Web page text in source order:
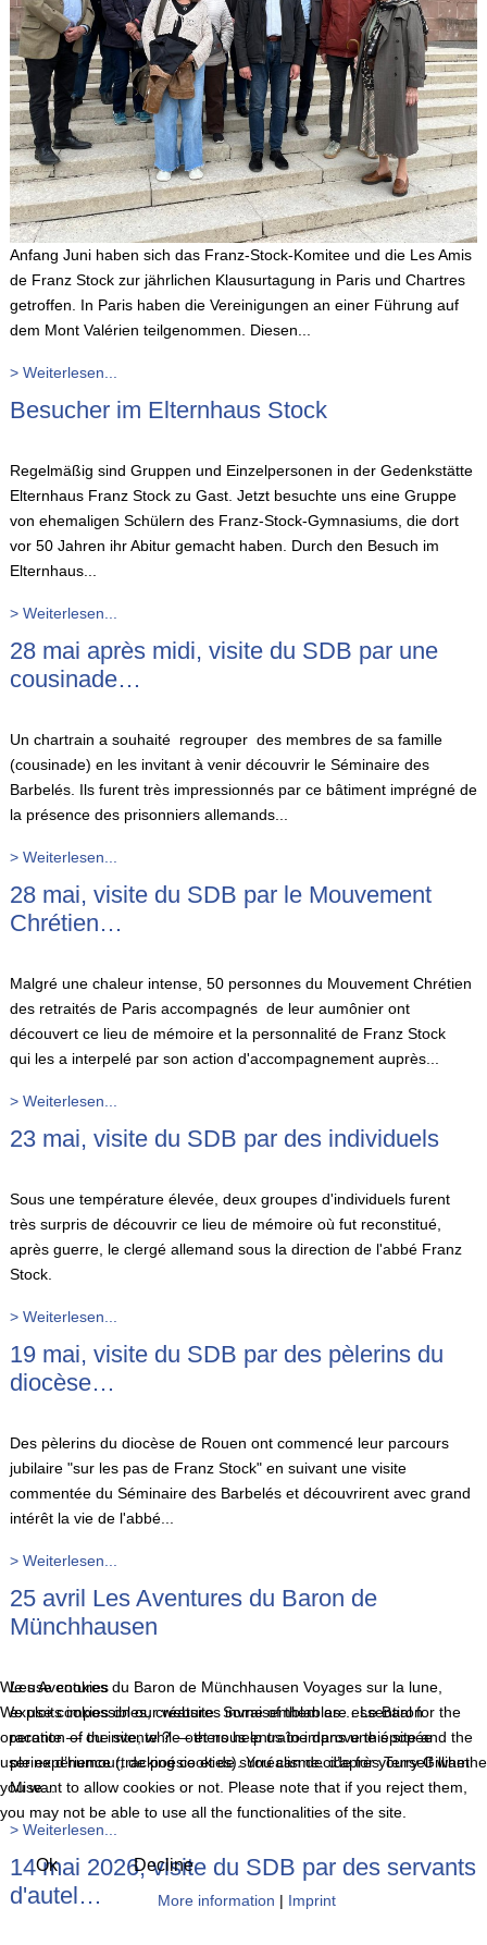
Anfang Juni haben sich das Franz-Stock-Komitee und die Les Amis
de Franz Stock zur jährlichen Klausurtagung in Paris und Chartres
getroffen. In Paris haben die Vereinigungen an einer Führung auf
dem Mont Valérien teilgenommen. Diesen...
> Weiterlesen...
Besucher im Elternhaus Stock
Regelmäßig sind Gruppen und Einzelpersonen in der Gedenkstätte
Elternhaus Franz Stock zu Gast. Jetzt besuchte uns eine Gruppe
von ehemaligen Schülern des Franz-Stock-Gymnasiums, die dort
vor 50 Jahren ihr Abitur gemacht haben. Durch den Besuch im
Elternhaus...
> Weiterlesen...
28 mai après midi, visite du SDB par une
cousinade…
Un chartrain a souhaité regrouper des membres de sa famille
(cousinade) en les invitant à venir découvrir le Séminaire des
Barbelés. Ils furent très impressionnés par ce bâtiment imprégné de
la présence des prisonniers allemands...
> Weiterlesen...
28 mai, visite du SDB par le Mouvement
Chrétien…
Malgré une chaleur intense, 50 personnes du Mouvement Chrétien
des retraités de Paris accompagnés de leur aumônier ont
découvert ce lieu de mémoire et la personnalité de Franz Stock
qui les a interpelé par son action d'accompagnement auprès...
> Weiterlesen...
23 mai, visite du SDB par des individuels
Sous une température élevée, deux groupes d'individuels furent
très surpris de découvrir ce lieu de mémoire où fut reconstitué,
après guerre, le clergé allemand sous la direction de l'abbé Franz
Stock.
> Weiterlesen...
19 mai, visite du SDB par des pèlerins du
diocèse…
Des pèlerins du diocèse de Rouen ont commencé leur parcours
jubilaire "sur les pas de Franz Stock" en suivant une visite
commentée du Séminaire des Barbelés et découvrirent avec grand
intérêt la vie de l'abbé...
> Weiterlesen...
25 avril Les Aventures du Baron de
Münchhausen
Les Aventures du Baron de Münchhausen Voyages sur la lune,
exploits impossibles, créatures invraisemblables… Le Baron
raconte — ou invente ? — et nous entraîne dans une épopée
pleine d’humour, de poésie et de surréalisme. d’après Terry Gilliam
Mise...
> Weiterlesen...
14 mai 2026, visite du SDB par des servants
d'autel…
We use cookies
We use cookies on our website. Some of them are essential for the
operation of the site, while others help us to improve this site and the
user experience (tracking cookies). You can decide for yourself
you want to allow cookies or not. Please note that if you reject them,
you may not be able to use all the functionalities of the site.
Ok Decline
More information | Imprint